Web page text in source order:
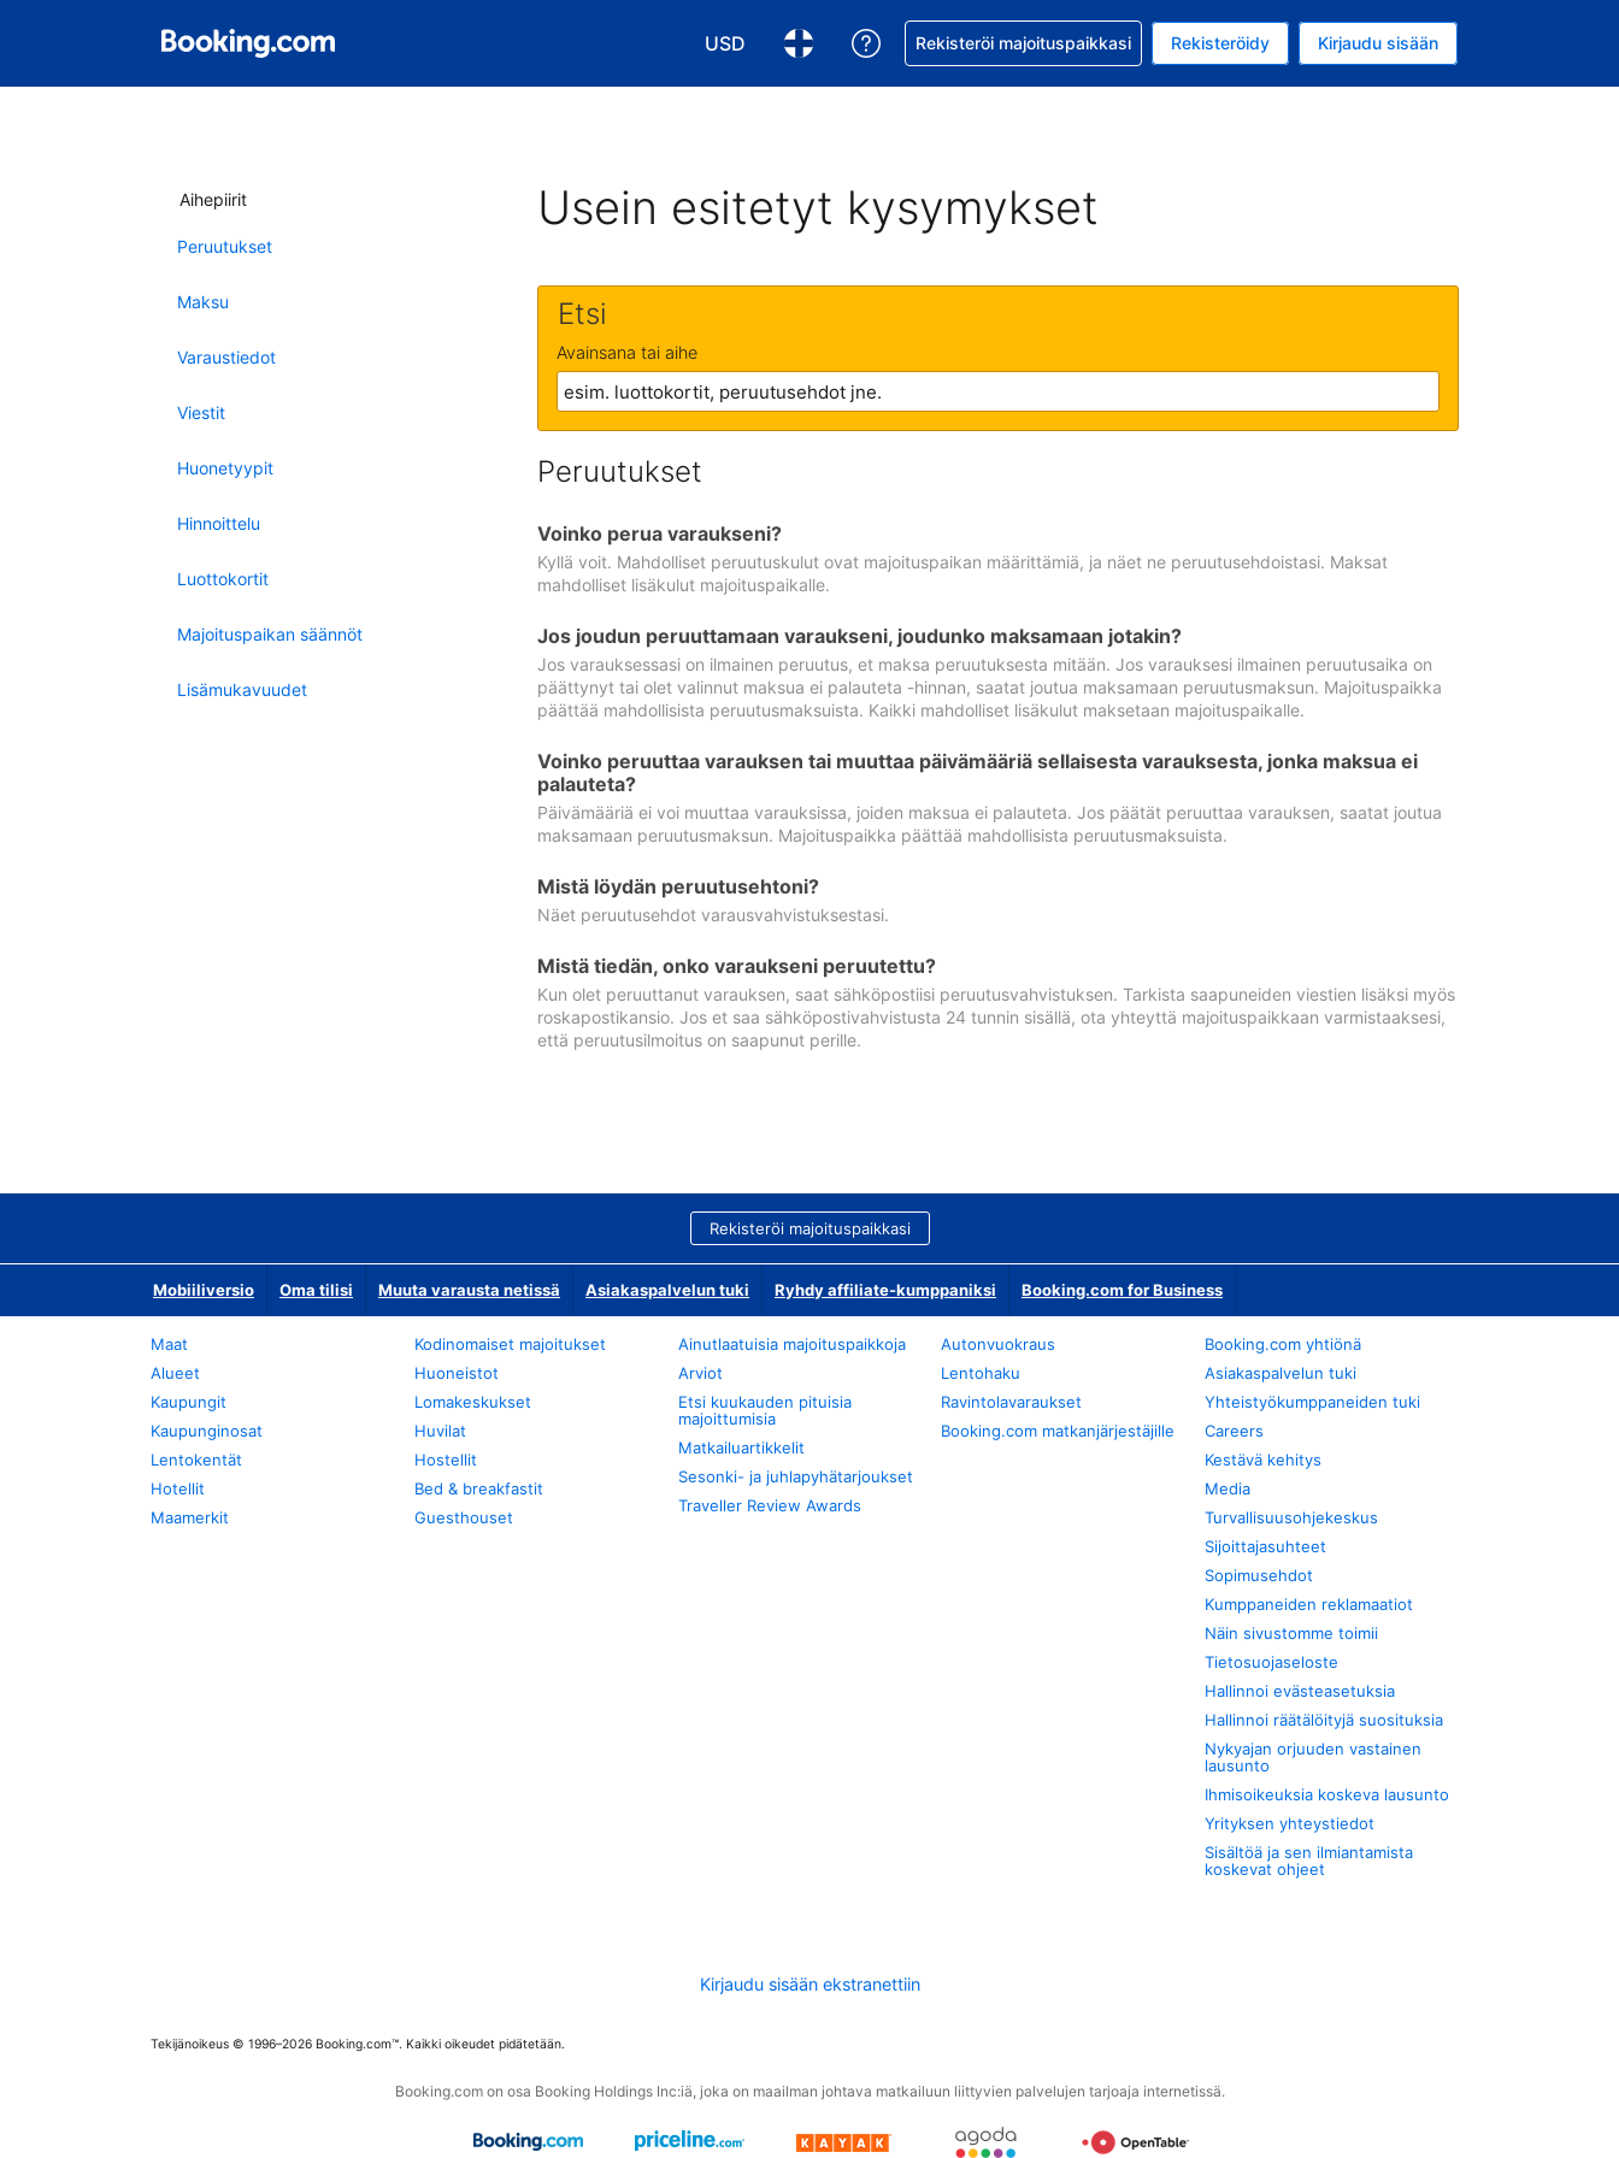
USD
Valitse valuutta. Tämänhetkinen valuutta on Yhdysvaltain dollari
Valitse kieli. Tämänhetkinen kieli on Suomi
Pyydä apua varauksesi kanssa
Rekisteröi majoituspaikkasi Rekisteröidy Kirjaudu sisään
Aihepiirit
Peruutukset
Maksu
Varaustiedot
Viestit
Huonetyypit
Hinnoittelu
Luottokortit
Majoituspaikan säännöt
Lisämukavuudet
Usein esitetyt kysymykset
Etsi
Avainsana tai aihe
Peruutukset
Voinko perua varaukseni?
Kyllä voit. Mahdolliset peruutuskulut ovat majoituspaikan määrittämiä, ja näet ne peruutusehdoistasi. Maksat
mahdolliset lisäkulut majoituspaikalle.
Jos joudun peruuttamaan varaukseni, joudunko maksamaan jotakin?
Jos varauksessasi on ilmainen peruutus, et maksa peruutuksesta mitään. Jos varauksesi ilmainen peruutusaika on
päättynyt tai olet valinnut maksua ei palauteta -hinnan, saatat joutua maksamaan peruutusmaksun. Majoituspaikka
päättää mahdollisista peruutusmaksuista. Kaikki mahdolliset lisäkulut maksetaan majoituspaikalle.
Voinko peruuttaa varauksen tai muuttaa päivämääriä sellaisesta varauksesta, jonka maksua ei
palauteta?
Päivämääriä ei voi muuttaa varauksissa, joiden maksua ei palauteta. Jos päätät peruuttaa varauksen, saatat joutua
maksamaan peruutusmaksun. Majoituspaikka päättää mahdollisista peruutusmaksuista.
Mistä löydän peruutusehtoni?
Näet peruutusehdot varausvahvistuksestasi.
Mistä tiedän, onko varaukseni peruutettu?
Kun olet peruuttanut varauksen, saat sähköpostiisi peruutusvahvistuksen. Tarkista saapuneiden viestien lisäksi myös
roskapostikansio. Jos et saa sähköpostivahvistusta 24 tunnin sisällä, ota yhteyttä majoituspaikkaan varmistaaksesi,
että peruutusilmoitus on saapunut perille.
Rekisteröi majoituspaikkasi
Mobiiliversio Oma tilisi Muuta varausta netissä Asiakaspalvelun tuki Ryhdy affiliate-kumppaniksi Booking.com for Business
Maat
Alueet
Kaupungit
Kaupunginosat
Lentokentät
Hotellit
Maamerkit
Kodinomaiset majoitukset
Huoneistot
Lomakeskukset
Huvilat
Hostellit
Bed & breakfastit
Guesthouset
Ainutlaatuisia majoituspaikkoja
Arviot
Etsi kuukauden pituisia
majoittumisia
Matkailuartikkelit
Sesonki- ja juhlapyhätarjoukset
Traveller Review Awards
Autonvuokraus
Lentohaku
Ravintolavaraukset
Booking.com matkanjärjestäjille
Booking.com yhtiönä
Asiakaspalvelun tuki
Yhteistyökumppaneiden tuki
Careers
Kestävä kehitys
Media
Turvallisuusohjekeskus
Sijoittajasuhteet
Sopimusehdot
Kumppaneiden reklamaatiot
Näin sivustomme toimii
Tietosuojaseloste
Hallinnoi evästeasetuksia
Hallinnoi räätälöityjä suosituksia
Nykyajan orjuuden vastainen
lausunto
Ihmisoikeuksia koskeva lausunto
Yrityksen yhteystiedot
Sisältöä ja sen ilmiantamista
koskevat ohjeet
Kirjaudu sisään ekstranettiin
Tekijänoikeus © 1996–2026 Booking.com™. Kaikki oikeudet pidätetään.
Booking.com on osa Booking Holdings Inc:iä, joka on maailman johtava matkailuun liittyvien palvelujen tarjoaja internetissä.